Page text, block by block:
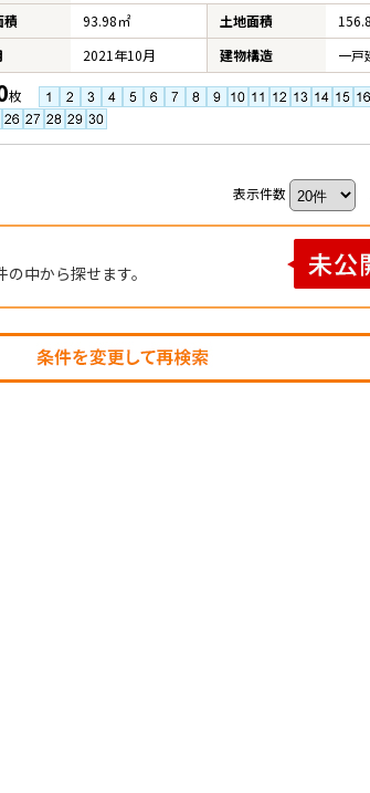
積
93.98㎡ 土地面積
2021年10月 建物構造 一戸
枚
表示件数
の中から探せます。